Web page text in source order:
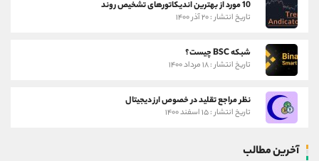
10 مورد از بهترین اندیکاتورهای تشخیص روند
تاریخ انتشار : ۲۰ آذر ۱۴۰۰
شبکه BSC چیست؟
تاریخ انتشار : ۱۸ مرداد ۱۴۰۰
نظر مراجع تقلید در خصوص ارز دیجیتال
تاریخ انتشار : ۱۵ اسفند ۱۴۰۰
آخرین مطالب